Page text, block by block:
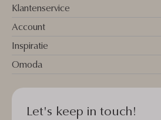
Klantenservice
Account
Inspiratie
Omoda
Let's keep in touch!